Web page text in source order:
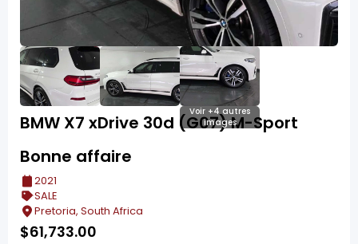
Voir +4 autres
images
BMW X7 xDrive 30d (G07) M-Sport
Bonne affaire
2021
SALE
Pretoria, South Africa
$61,733.00